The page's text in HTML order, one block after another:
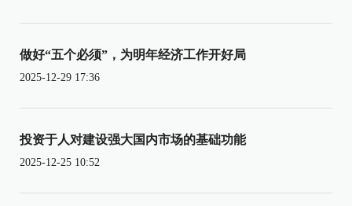
做好“五个必须”，为明年经济工作开好局
2025-12-29 17:36
投资于人对建设强大国内市场的基础功能
2025-12-25 10:52